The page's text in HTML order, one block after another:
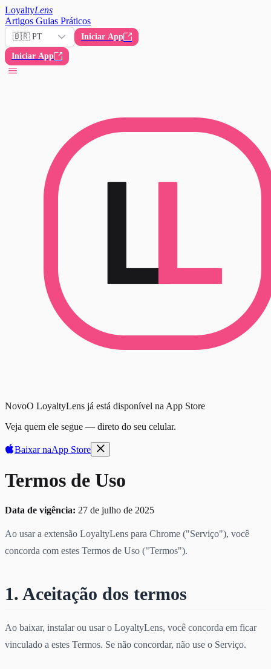
LoyaltyLens
Artigos Guias Práticos
🇧🇷 PT Iniciar App
Iniciar App
NovoO LoyaltyLens já está disponível na App Store
Veja quem ele segue — direto do seu celular.
Baixar naApp Store
Termos de Uso
Data de vigência: 27 de julho de 2025
Ao usar a extensão LoyaltyLens para Chrome ("Serviço"), você
concorda com estes Termos de Uso ("Termos").
1. Aceitação dos termos
Ao baixar, instalar ou usar o LoyaltyLens, você concorda em ficar
vinculado a estes Termos. Se não concordar, não use o Serviço.